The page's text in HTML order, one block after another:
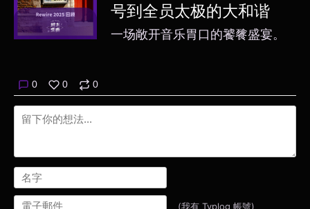
号到全员太极的大和谐
一场敞开音乐胃口的饕餮盛宴。